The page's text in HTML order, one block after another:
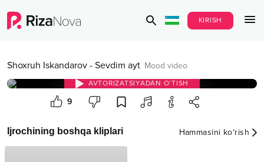
KIRISH
Shoxruh Iskandarov - Sevdim ayt Mood video
AVTORIZATSIYADAN O‘TISH
9
Ijrochining boshqa kliplari Hammasini ko‘rish